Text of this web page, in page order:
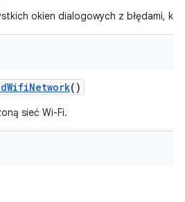
okien dialogowych z błędami,
WifiNetwork()
sieć Wi-Fi.